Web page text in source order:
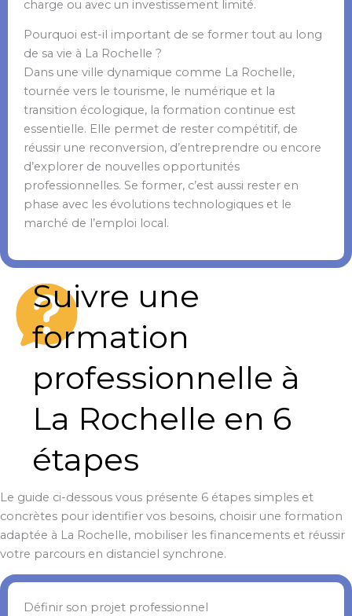
charge ou avec un investissement limité.
Pourquoi est-il important de se former tout au long
de sa vie à La Rochelle ?
Dans une ville dynamique comme La Rochelle,
tournée vers le tourisme, le numérique et la
transition écologique, la formation continue est
essentielle. Elle permet de rester compétitif, de
réussir une reconversion, d’entreprendre ou encore
d’explorer de nouvelles opportunités
professionnelles. Se former, c’est aussi rester en
phase avec les évolutions technologiques et le
marché de l’emploi local.
Suivre une
formation
professionnelle à
La Rochelle en 6
étapes
Le guide ci-dessous vous présente 6 étapes simples et
concrètes pour identifier vos besoins, choisir une formation
adaptée à La Rochelle, mobiliser les financements et réussir
votre parcours en distanciel synchrone.
Définir son projet professionnel